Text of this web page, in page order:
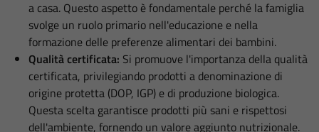
a casa. Questo aspetto è fondamentale perché la famiglia
svolge un ruolo primario nell'educazione e nella
formazione delle preferenze alimentari dei bambini.
Qualità certificata: Si promuove l'importanza della qualità
certificata, privilegiando prodotti a denominazione di
origine protetta (DOP, IGP) e di produzione biologica.
Questa scelta garantisce prodotti più sani e rispettosi
dell'ambiente, fornendo un valore aggiunto nutrizionale.